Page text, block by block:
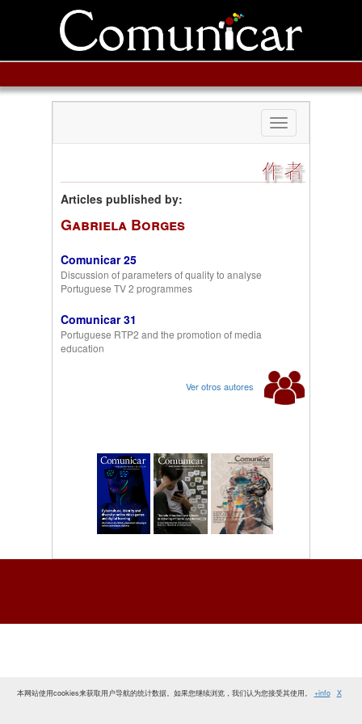
Toggle
navigation
作者
Articles published by:
Gabriela Borges
Comunicar 25
Discussion of parameters of quality to analyse
Portuguese TV 2 programmes
Comunicar 31
Portuguese RTP2 and the promotion of media
education
Ver otros autores
本网站使用cookies来获取用户导航的统计数据。如果您继续浏览，我们认为您接受其使用。 +info X